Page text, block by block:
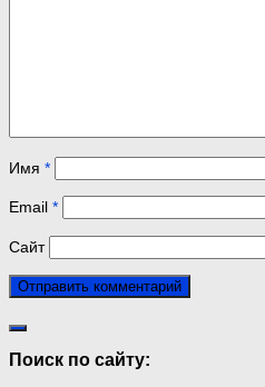
Имя *
Email *
Сайт
Поиск по сайту: